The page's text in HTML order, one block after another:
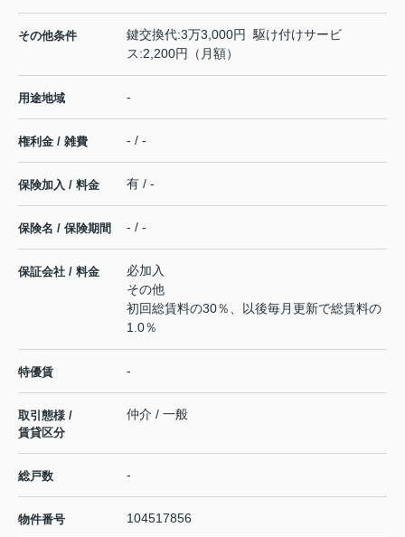
その他条件
鍵交換代:3万3,000円 駆け付けサービ
ス:2,200円（月額）
用途地域 -
権利金 / 雑費 - / -
保険加入 / 料金 有 / -
保険名 / 保険期間 - / -
保証会社 / 料金
必加入
その他
初回総賃料の30％、以後毎月更新で総賃料の
1.0％
特優賃 -
取引態様 /
賃貸区分
仲介 / 一般
総戸数 -
物件番号 104517856